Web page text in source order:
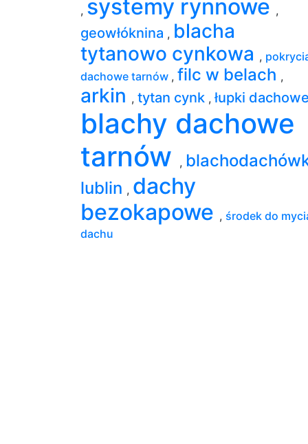
, systemy rynnowe ,
geowłóknina , blacha
tytanowo cynkowa ,
dachowe tarnów , filc w belach ,
arkin , tytan cynk , łupki
blachy dachowe
tarnów
,
lublin , dachy
bezokapowe , środek do
dachu